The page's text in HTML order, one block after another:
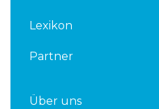
Lexikon
Partner
Über uns